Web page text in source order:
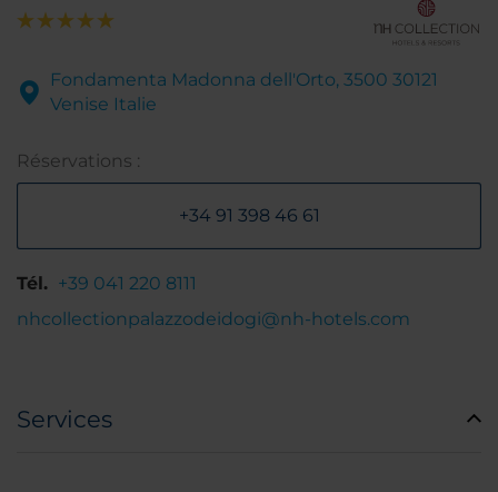
Fondamenta Madonna dell'Orto, 3500 30121
Venise Italie
Réservations :
+34 91 398 46 61
Tél. +39 041 220 8111
nhcollectionpalazzodeidogi@nh-hotels.com
Services